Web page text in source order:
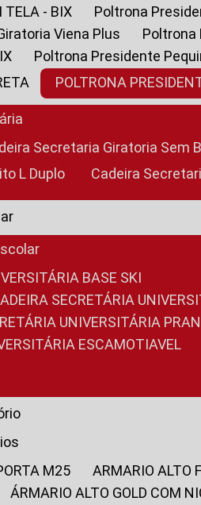
TELA - BIX
Poltrona
Viena Plus
Poltrona Presidente
POLTRONA
Secretaria Giratoria Sem
L Duplo Cadeira
BASE SKI
CADEIRA SECRETÁRIA
UNIVERSITÁRIA
ESCAMOTIAVEL
M25
ARMARIO
ÁRMARIO ALTO GOLD COM